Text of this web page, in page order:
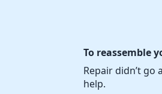
To reassemble
Repair didn’t go
help.